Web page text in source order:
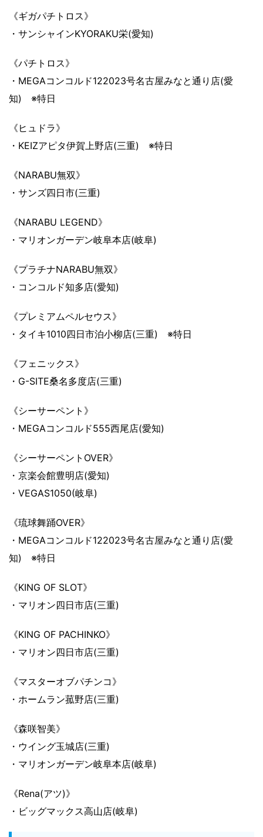
《ギガパチトロス》
・サンシャインKYORAKU栄(愛知)
《パチトロス》
・MEGAコンコルド122023号名古屋みなと通り店(愛
知) ※特日
《ヒュドラ》
・KEIZアピタ伊賀上野店(三重) ※特日
《NARABU無双》
・サンズ四日市(三重)
《NARABU LEGEND》
・マリオンガーデン岐阜本店(岐阜)
《プラチナNARABU無双》
・コンコルド知多店(愛知)
《プレミアムペルセウス》
・タイキ1010四日市泊小柳店(三重) ※特日
《フェニックス》
・G-SITE桑名多度店(三重)
《シーサーペント》
・MEGAコンコルド555西尾店(愛知)
《シーサーペントOVER》
・京楽会館豊明店(愛知)
・VEGAS1050(岐阜)
《琉球舞踊OVER》
・MEGAコンコルド122023号名古屋みなと通り店(愛
知) ※特日
《KING OF SLOT》
・マリオン四日市店(三重)
《KING OF PACHINKO》
・マリオン四日市店(三重)
《マスターオブパチンコ》
・ホームラン菰野店(三重)
《森咲智美》
・ウイング玉城店(三重)
・マリオンガーデン岐阜本店(岐阜)
《Rena(アツ)》
・ビッグマックス高山店(岐阜)